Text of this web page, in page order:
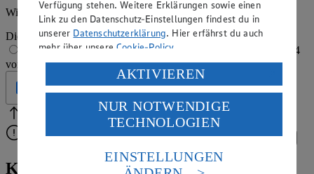
Wie hat es dir geschmeckt?
Die Bewertung wird automatisch gespeichert
1 von 5 Sternen
2 von 5 Sternen
4
von 5 Sternen
5 von 5 Sternen
Geprüft
Bitte Pfeile benutzen
Vielen Dank für deine Bewertung.
Bitte wähle eine Bewertung aus, um fortzufahren. Bewerten
Kühler Genuss nach dem Essen:
Verfügung stehen. Weitere Erklärungen sowie einen
Link zu den Datenschutz-Einstellungen findest du in
unserer Datenschutzerklärung. Hier erfährst du auch
mehr über unsereCookie-Policy.
Verarbeitung deiner personenbezogenen Daten in den
USA durch Facebook und YouTube:
Wenn du auf „Aktivieren“ klickst, willigst du im Sinne
des Art. 49 Abs. 1 Satz 1 lit. a) DSGVO ein, dass deine
Daten in den USA verarbeitet werden. Der EuGH sieht
die USA als Land mit einem nach europäischen
Standards nicht angemessenen Datenschutzniveau an.
AKTIVIEREN
NUR NOTWENDIGE
TECHNOLOGIEN
EINSTELLUNGEN